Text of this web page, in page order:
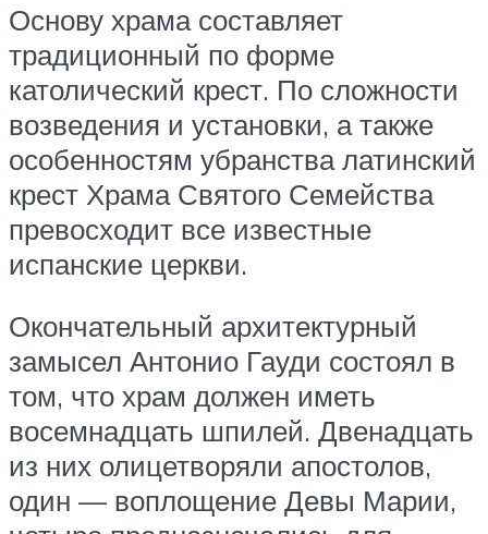
Основу храма составляет
традиционный по форме
католический крест. По сложности
возведения и установки, а также
особенностям убранства латинский
крест Храма Святого Семейства
превосходит все известные
испанские церкви.
Окончательный архитектурный
замысел Антонио Гауди состоял в
том, что храм должен иметь
восемнадцать шпилей. Двенадцать
из них олицетворяли апостолов,
один — воплощение Девы Марии,